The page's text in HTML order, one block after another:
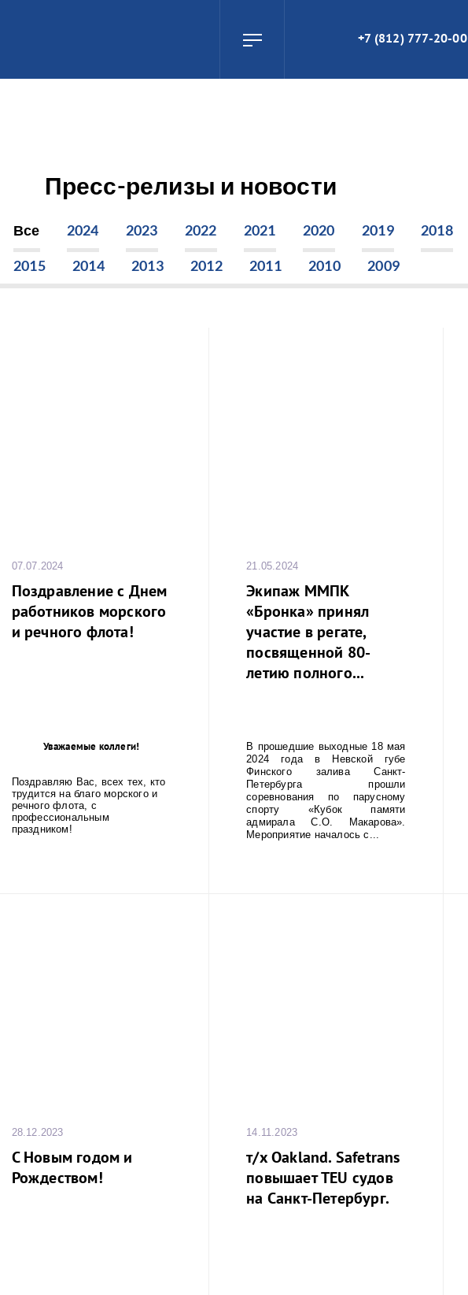
ПОИСК+7 (812) 777-20-00
Пресс-релизы и новости
Все 2024 2023 2022 2021 2020 2019 2018
2015 2014 2013 2012 2011 2010 2009
07.07.2024
Поздравление с Днем
работников морского
и речного флота!
Уважаемые коллеги!
Поздравляю Вас, всех тех, кто
трудится на благо морского и
речного флота, с
профессиональным
праздником!
21.05.2024
Экипаж ММПК
«Бронка» принял
участие в регате,
посвященной 80-
летию полного...
В прошедшие выходные 18 мая
2024 года в Невской губе
Финского залива Санкт-
Петербурга прошли
соревнования по парусному
спорту «Кубок памяти
адмирала С.О. Макарова».
Мероприятие началось с...
28.12.2023
С Новым годом и
Рождеством!
14.11.2023
т/x Oakland. Safetrans
повышает TEU судов
на Санкт-Петербург.